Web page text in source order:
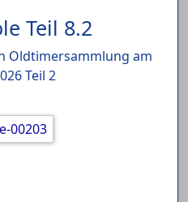
Teil 8.2
Oldtimersammlung am
Teil 2